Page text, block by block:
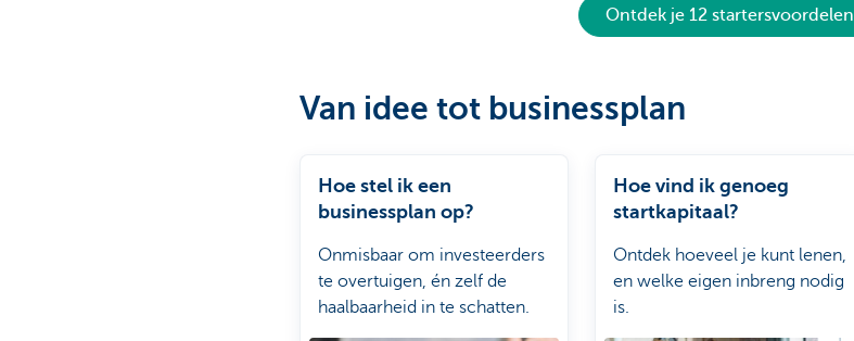
Ontdek je 12 startersvoordelen
Van idee tot businessplan
Hoe stel ik een
businessplan op?
Onmisbaar om investeerders
te overtuigen, én zelf de
haalbaarheid in te schatten.
Hoe vind ik genoeg
startkapitaal?
Ontdek hoeveel je kunt lenen,
en welke eigen inbreng nodig
is.